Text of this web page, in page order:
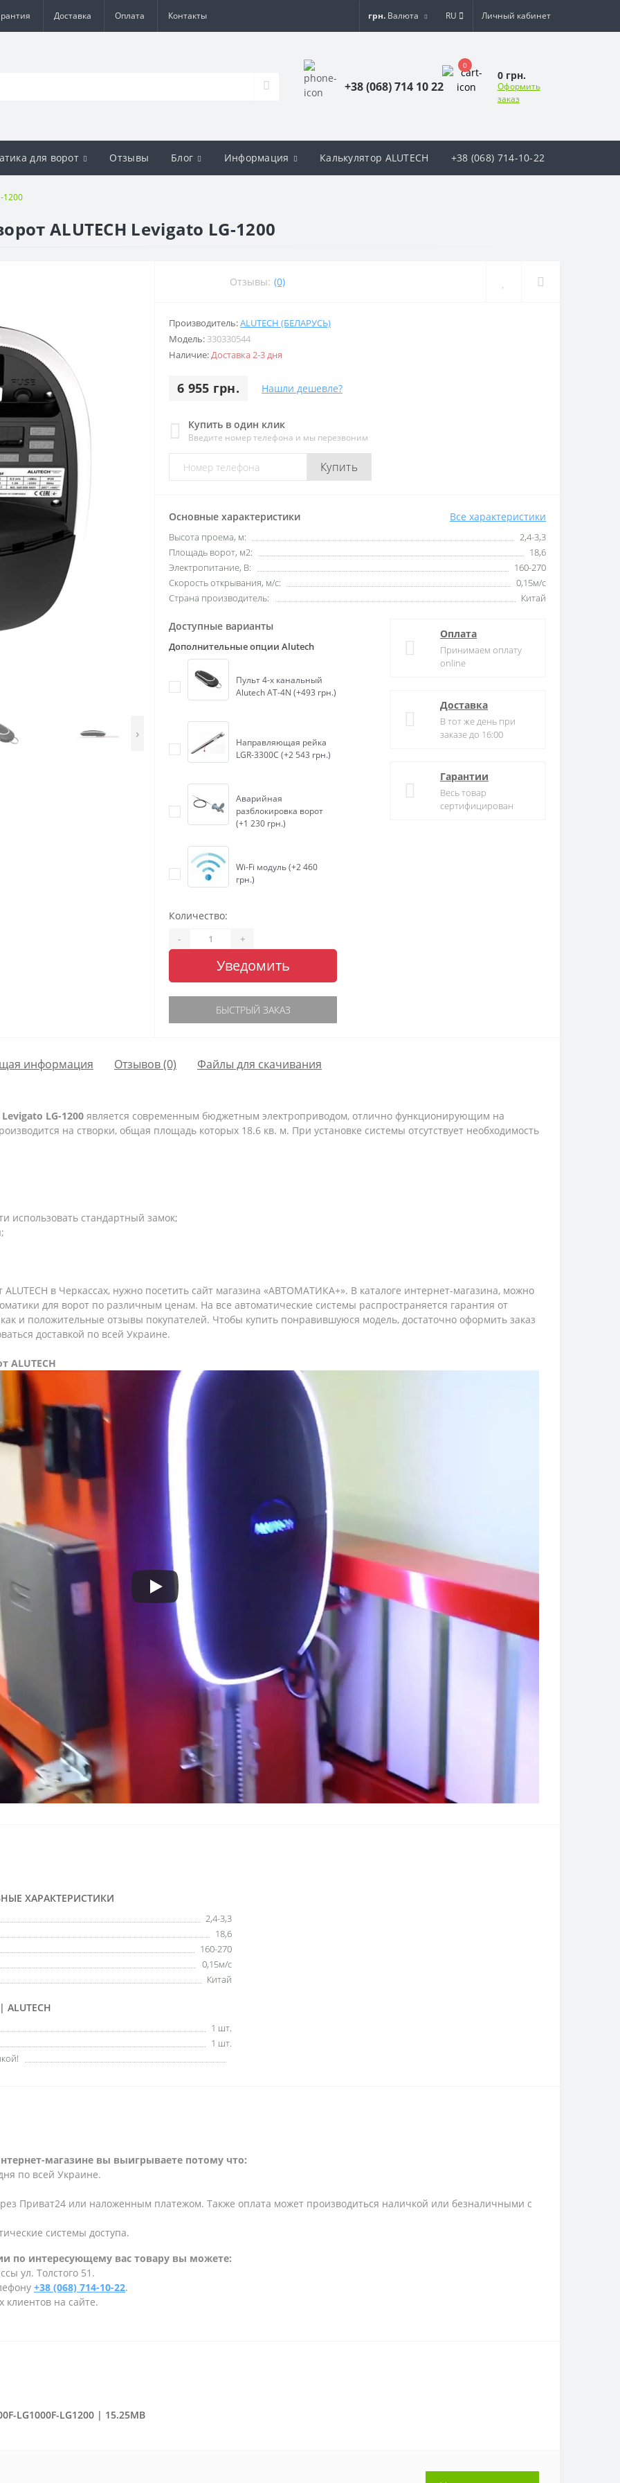
Доставка Оплата Контакты грн. Валюта RU Личный кабинет
+38 (068) 714 10 22
0
0 грн.
Оформить
заказ
для ворот Отзывы Блог Информация Калькулятор ALUTECH +38 (068) 714-10-22
1200
ALUTECH Levigato LG-1200
›
Отзывы: (0)
Производитель:ALUTECH (БЕЛАРУСЬ)
Модель: 330330544
Наличие:Доставка 2-3 дня
6 955 грн. Нашли дешевле?
Купить в один клик
Введите номер телефона и мы перезвоним
Купить
Основные характеристики Все характеристики
Высота проема, м:
2,4-3,3
Площадь ворот, м2:
18,6
Электропитание, В:
160-270
Скорость открывания, м/с:
0,15м/с
Страна производитель:
Китай
Доступные варианты
Дополнительные опции Alutech
Пульт 4-х канальный
Alutech AT-4N (+493 грн.)
Направляющая рейка
LGR-3300C (+2 543 грн.)
Аварийная
разблокировка ворот
(+1 230 грн.)
Wi-Fi модуль (+2 460
грн.)
Количество:
- +
Уведомить
БЫСТРЫЙ ЗАКАЗ
Оплата
Принимаем оплату
online
Доставка
В тот же день при
заказе до 16:00
Гарантии
Весь товар
сертифицирован
информация Отзывов (0) Файлы для скачивания
Levigato LG-1200 является современным бюджетным электроприводом, отлично функционирующим на
на створки, общая площадь которых 18.6 кв. м. При установке системы отсутствует необходимость
использовать стандартный замок;
ALUTECH в Черкассах, нужно посетить сайт магазина «АВТОМАТИКА+». В каталоге интернет-магазина, можно
для ворот по различным ценам. На все автоматические системы распространяется гарантия от
и положительные отзывы покупателей. Чтобы купить понравившуюся модель, достаточно оформить заказ
доставкой по всей Украине.
ALUTECH
ХАРАКТЕРИСТИКИ
2,4-3,3
18,6
160-270
0,15м/с
Китай
1 шт.
1 шт.
магазине вы выигрываете потому что:
по всей Украине.
Приват24 или наложенным платежом. Также оплата может производиться наличкой или безналичными с
системы доступа.
по интересующему вас товару вы можете:
ул. Толстого 51.
+38 (068) 714-10-22.
клиентов на сайте.
LG1000F-LG1200 | 15.25MB